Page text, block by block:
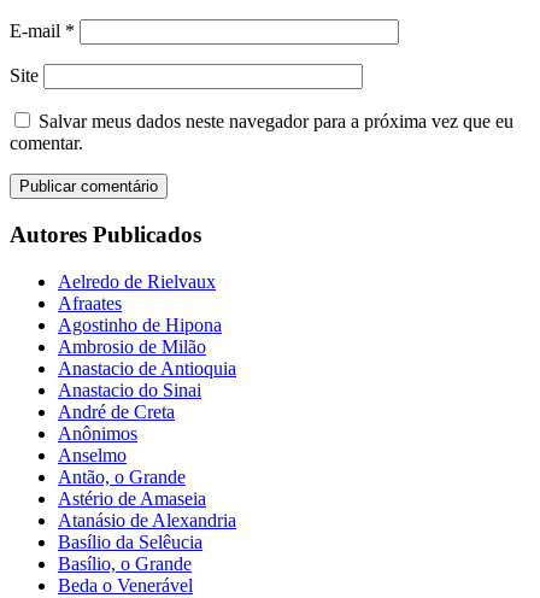
E-mail *
Site
Salvar meus dados neste navegador para a próxima vez que eu
comentar.
Autores Publicados
Aelredo de Rielvaux
Afraates
Agostinho de Hipona
Ambrosio de Milão
Anastacio de Antioquia
Anastacio do Sinai
André de Creta
Anônimos
Anselmo
Antão, o Grande
Astério de Amaseia
Atanásio de Alexandria
Basílio da Selêucia
Basílio, o Grande
Beda o Venerável